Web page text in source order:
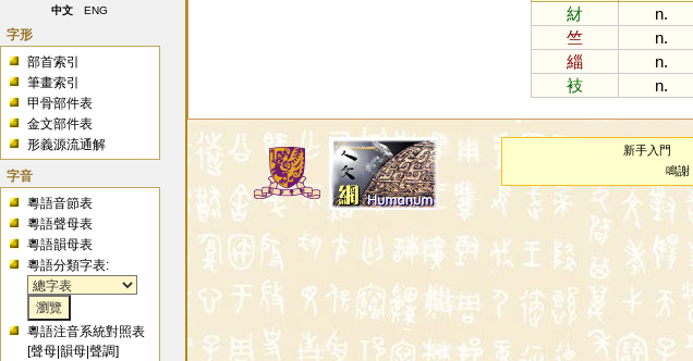
中文 ENG
字形
部首索引
筆畫索引
甲骨部件表
金文部件表
形義源流通解
字音
粵語音節表
粵語聲母表
粵語韻母表
粵語分類字表:
粵語注音系統對照表
[聲母 |韻母 |聲調]
䊷
n.
竺
n.
緇
n.
衼
n.
新手入門
鳴謝